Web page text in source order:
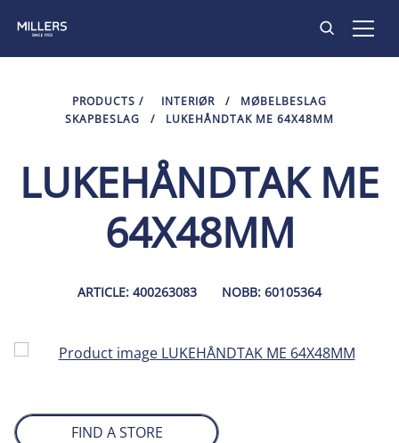
PRODUKTER
KONTAKT
PRODUCTS / INTERIØR /
MØBELBESLAG
SKAPBESLAG
/ LUKEHÅNDTAK ME 64X48MM
LUKEHÅNDTAK ME
64X48MM
ARTICLE: 400263083 NOBB: 60105364
FIND A STORE